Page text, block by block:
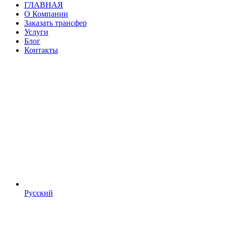
ГЛАВНАЯ
О Компании
Заказать трансфер
Услуги
Блог
Контакты
Русский